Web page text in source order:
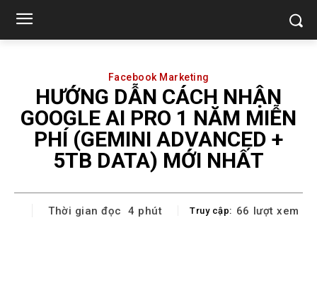
Facebook Marketing
HƯỚNG DẪN CÁCH NHẬN
GOOGLE AI PRO 1 NĂM MIỄN
PHÍ (GEMINI ADVANCED +
5TB DATA) MỚI NHẤT
Thời gian đọc 4 phút Truy cập: 66 lượt xem